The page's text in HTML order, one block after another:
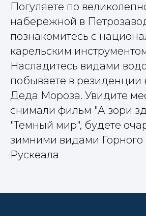
Погуляете по
набережной в
познакомитесь с
карельским
Насладитесь видами
побываете в резиденции
Деда Мороза. Увидите
снимали фильм "А зори
"Темный мир", будете
зимними видами Горного
Рускеала